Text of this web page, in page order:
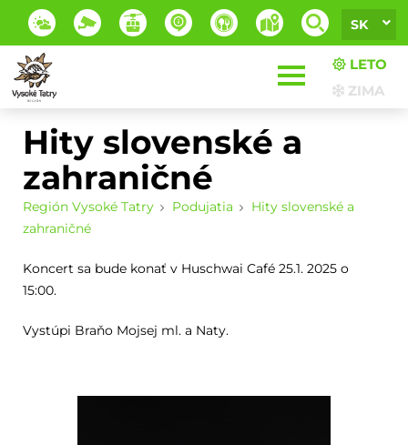
SK
LETO
ZIMA
Hity slovenské a
zahraničné
Región Vysoké Tatry Podujatia
Hity slovenské a
zahraničné
Koncert sa bude konať v Huschwai Café 25.1. 2025 o
15:00.
Vystúpi Braňo Mojsej ml. a Naty.